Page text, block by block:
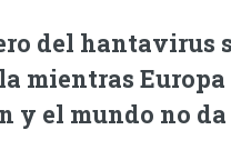
del hantavirus
mientras
y el mundo no